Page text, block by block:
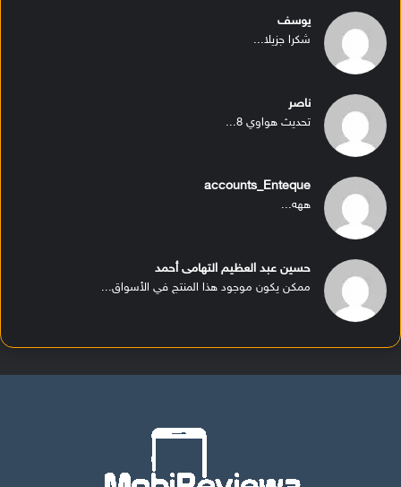
يوسف
شكرا جزيلا...
ناصر
تحديث هواوي 8...
accounts_Enteque
ههه...
حسين عبد العظيم التهامى أحمد
ممكن يكون موجود هذا المنتج في الأسواق...